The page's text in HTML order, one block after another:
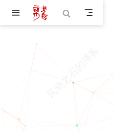
Skip to main content